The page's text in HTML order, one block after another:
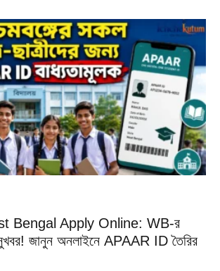
Bengal Apply Online: WB-র
সুখবর! জানুন অনলাইনে APAAR ID তৈরির